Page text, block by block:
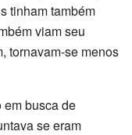
tinham também
viam seu
tornavam-se menos
em busca de
se eram